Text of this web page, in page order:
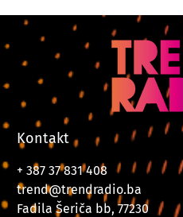
Kontakt
+ 387 37 831 408
trend@trendradio.ba
Fadila Šeriča bb, 77230